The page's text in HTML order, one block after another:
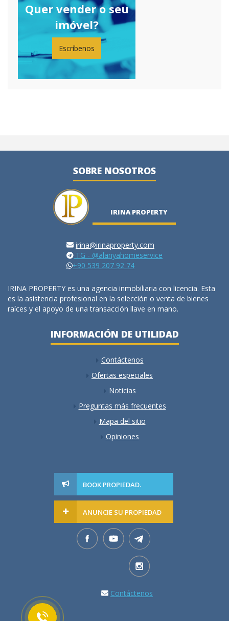
Quer vender o seu
imóvel?
Escríbenos
SOBRE NOSOTROS
IRINA PROPERTY
irina@irinaproperty.com
TG - @alanyahomeservice
+90 539 207 92 74
IRINA PROPERTY es una agencia inmobiliaria con licencia. Esta
es la asistencia profesional en la selección o venta de bienes
raíces y el apoyo de una transacción llave en mano.
INFORMACIÓN DE UTILIDAD
Contáctenos
Ofertas especiales
Noticias
Preguntas más frecuentes
Mapa del sitio
Opiniones
BOOK PROPIEDAD.
ANUNCIE SU PROPIEDAD
Contáctenos